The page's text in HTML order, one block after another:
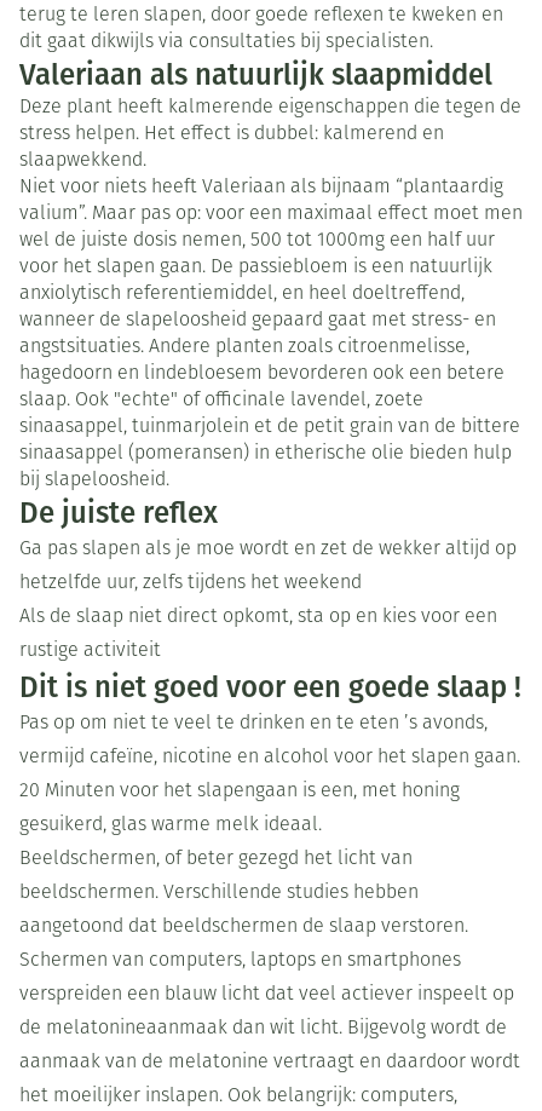
terug te leren slapen, door goede reflexen te kweken en
dit gaat dikwijls via consultaties bij specialisten.
Valeriaan als natuurlijk slaapmiddel
Deze plant heeft kalmerende eigenschappen die tegen de
stress helpen. Het effect is dubbel: kalmerend en
slaapwekkend.
Niet voor niets heeft Valeriaan als bijnaam “plantaardig
valium”. Maar pas op: voor een maximaal effect moet men
wel de juiste dosis nemen, 500 tot 1000mg een half uur
voor het slapen gaan. De passiebloem is een natuurlijk
anxiolytisch referentiemiddel, en heel doeltreffend,
wanneer de slapeloosheid gepaard gaat met stress- en
angstsituaties. Andere planten zoals citroenmelisse,
hagedoorn en lindebloesem bevorderen ook een betere
slaap. Ook "echte" of officinale lavendel, zoete
sinaasappel, tuinmarjolein et de petit grain van de bittere
sinaasappel (pomeransen) in etherische olie bieden hulp
bij slapeloosheid.
De juiste reflex
Ga pas slapen als je moe wordt en zet de wekker altijd op
hetzelfde uur, zelfs tijdens het weekend
Als de slaap niet direct opkomt, sta op en kies voor een
rustige activiteit
Dit is niet goed voor een goede slaap !
Pas op om niet te veel te drinken en te eten ’s avonds,
vermijd cafeïne, nicotine en alcohol voor het slapen gaan.
20 Minuten voor het slapengaan is een, met honing
gesuikerd, glas warme melk ideaal.
Beeldschermen, of beter gezegd het licht van
beeldschermen. Verschillende studies hebben
aangetoond dat beeldschermen de slaap verstoren.
Schermen van computers, laptops en smartphones
verspreiden een blauw licht dat veel actiever inspeelt op
de melatonineaanmaak dan wit licht. Bijgevolg wordt de
aanmaak van de melatonine vertraagt en daardoor wordt
het moeilijker inslapen. Ook belangrijk: computers,